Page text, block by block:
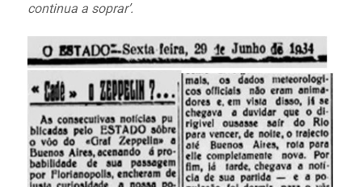
continua a soprar’.